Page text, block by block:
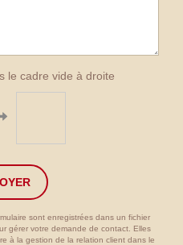
le cadre vide à droite
sont enregistrées dans un fichier
gérer votre demande de contact. Elles
à la gestion de la relation client dans le